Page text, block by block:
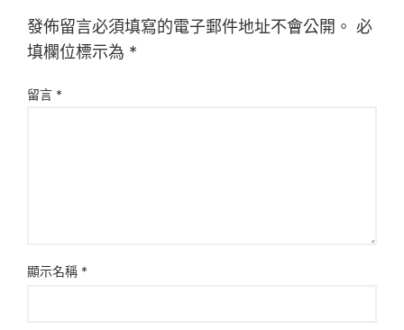
發佈留言必須填寫的電子郵件地址不會公開。 必
填欄位標示為 *
留言 *
顯示名稱 *